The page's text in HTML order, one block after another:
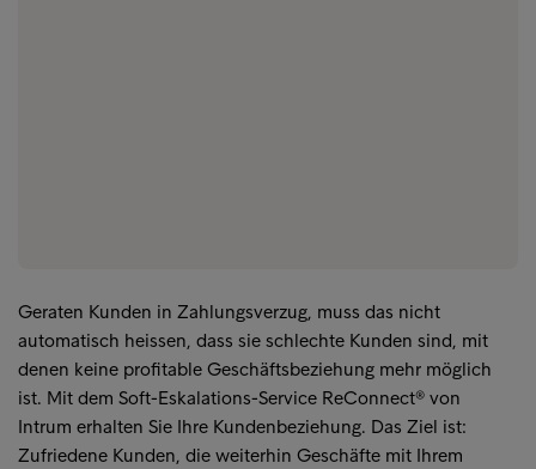
Geraten Kunden in Zahlungsverzug, muss das nicht
automatisch heissen, dass sie schlechte Kunden sind, mit
denen keine profitable Geschäftsbeziehung mehr möglich
ist. Mit dem Soft-Eskalations-Service ReConnect® von
Intrum erhalten Sie Ihre Kundenbeziehung. Das Ziel ist:
Zufriedene Kunden, die weiterhin Geschäfte mit Ihrem